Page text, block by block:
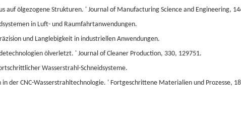
auf ölgezogene Strukturen. ' Journal of Manufacturing Science and Engineering,
in Luft- und Raumfahrtanwendungen.
und Langlebigkeit in industriellen Anwendungen.
ölverletzt. ' Journal of Cleaner Production, 330, 129751.
Wasserstrahl-Schneidsysteme.
der CNC-Wasserstrahltechnologie. ' Fortgeschrittene Materialien und Prozesse,